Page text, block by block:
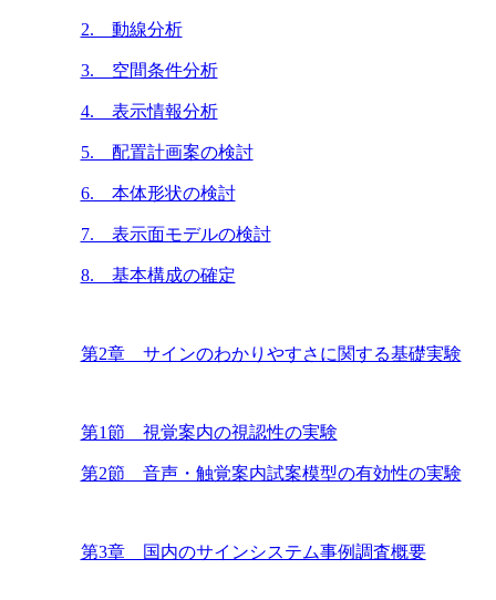
2. 動線分析
3. 空間条件分析
4. 表示情報分析
5. 配置計画案の検討
6. 本体形状の検討
7. 表示面モデルの検討
8. 基本構成の確定
第2章 サインのわかりやすさに関する基礎実験
第1節 視覚案内の視認性の実験
第2節 音声・触覚案内試案模型の有効性の実験
第3章 国内のサインシステム事例調査概要